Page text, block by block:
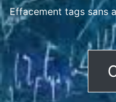
Effacement tags sans